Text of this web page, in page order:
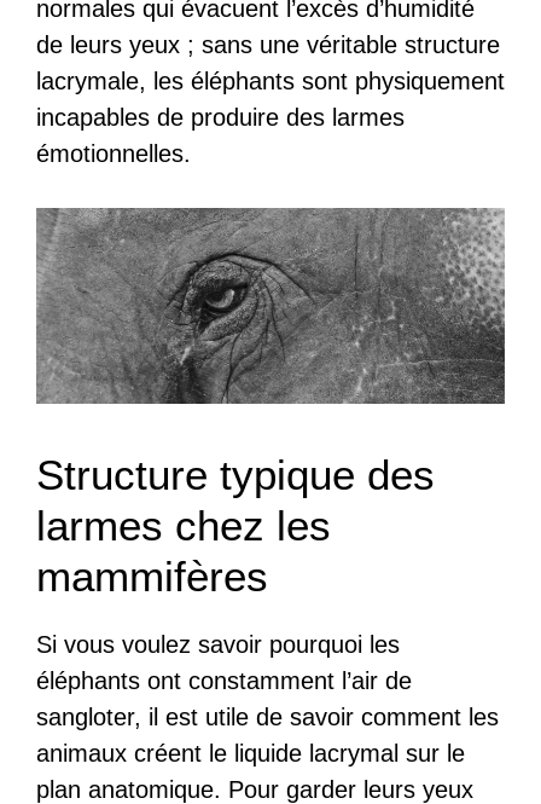
normales qui évacuent l’excès d’humidité
de leurs yeux ; sans une véritable structure
lacrymale, les éléphants sont physiquement
incapables de produire des larmes
émotionnelles.
Structure typique des
larmes chez les
mammifères
Si vous voulez savoir pourquoi les
éléphants ont constamment l’air de
sangloter, il est utile de savoir comment les
animaux créent le liquide lacrymal sur le
plan anatomique. Pour garder leurs yeux